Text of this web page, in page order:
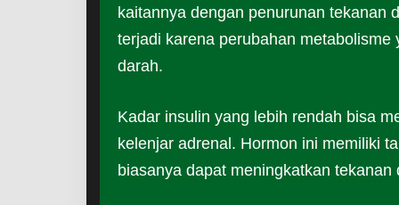
kaitannya dengan penurunan tekanan
terjadi karena perubahan
darah.
Kadar insulin yang lebih rendah bisa
kelenjar adrenal. Hormon ini memiliki
biasanya dapat meningkatkan tekanan